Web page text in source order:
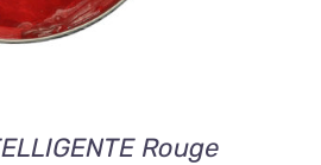
Rouge